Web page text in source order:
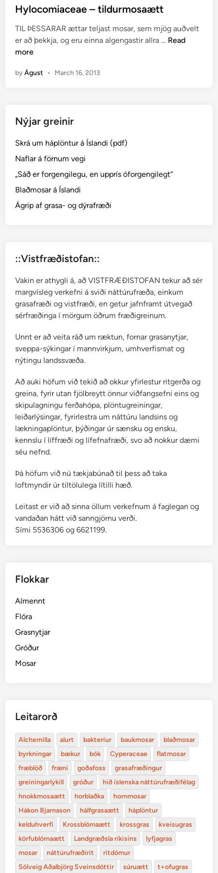
s
l
s
e
d
i
Hylocomiaceae – tildurmosaætt
TIL ÞESSARAR ættar teljast mosar, sem mjög auðvelt
er að þekkja, og eru einna algengastir allra … H
e
o
s
a
Read
more
byÁgust • March 16, 2013
Nýjar greinir
Skrá um háplöntur á Íslandi (pdf)
Naflar á förnum vegi
„Sáð er forgengilegu, en upprís óforgengilegt“
Blaðmosar á Íslandi
Ágrip af grasa- og dýrafræði
::Vistfræðistofan::
Vakin er athygli á, að VISTFRÆÐISTOFAN tekur að sér
margvísleg verkefni á sviði náttúrufræða, einkum
grasafræði og vistfræði, en getur jafnframt útvegað
sérfræðinga í mörgum öðrum fræðigreinum.
Unnt er að veita ráð um ræktun, fornar grasanytjar,
sveppa-sýkingar í mannvirkjum, umhverfismat og
nýtingu landssvæða.
Að auki höfum við tekið að okkur yfirlestur ritgerða og
greina, fyrir utan fjölbreytt önnur viðfangsefni eins og
skipulagningu ferðahópa, plöntugreiningar,
leiðarlýsingar, fyrirlestra um náttúru landsins og
lækningaplöntur, þýðingar úr sænsku og ensku,
kennslu í líffræði og lífefnafræði, svo að nokkur dæmi
séu nefnd.
Þá höfum við nú tækjabúnað til þess að taka
loftmyndir úr tiltölulega lítilli hæð.
Leitast er við að sinna öllum verkefnum á faglegan og
vandaðan hátt við sanngjörnu verði.
Sími 5536306 og 6621199.
Flokkar
Almennt
Flóra
Grasnytjar
Gróður
Mosar
Leitarorð
Alchemilla alurt bakteríur baukmosar
blaðmosar
byrkningar
bækur bók Cyperaceae
flatmosar
fræblöð
fræni goðafoss
grasafræðingur
greiningarlykill
gróður
hið íslenska náttúrufræðifélag
hnokkmosaætt
horblaðka
hornmosar
Hákon Bjarnason
hálfgrasaætt
háplöntur
kelduhverfi
Krossblómaætt krossgras
kveisugras
körfublómaætt
Landgræðsla ríkisins
lyfjagras
mosar
náttúrufræðirit
ritdómur
Sólveig Aðalbjörg Sveinsdóttir
súruætt t+ofugras